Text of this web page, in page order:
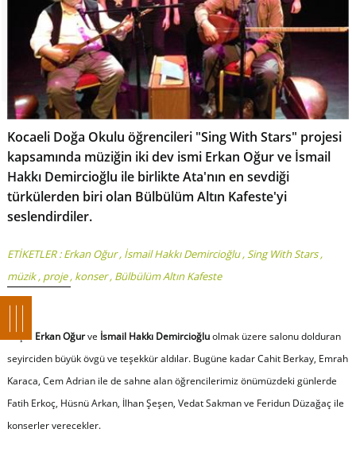
Kocaeli Doğa Okulu öğrencileri "Sing With Stars" projesi
kapsamında müziğin iki dev ismi Erkan Oğur ve İsmail
Hakkı Demircioğlu ile birlikte Ata'nın en sevdiği
türkülerden biri olan Bülbülüm Altın Kafeste'yi
seslendirdiler.
ETİKETLER :Erkan Oğur, İsmail Hakkı Demircioğlu,Sing With Stars,
müzik, proje, konser, Bülbülüm Altın Kafeste
Başta Erkan Oğurve İsmail Hakkı Demircioğluolmak üzere salonu dolduran
seyirciden büyük övgü ve teşekkür aldılar. Bugüne kadar Cahit Berkay, Emrah
Karaca, Cem Adrian ile de sahne alan öğrencilerimiz önümüzdeki günlerde
Fatih Erkoç, Hüsnü Arkan, İlhan Şeşen, Vedat Sakman ve Feridun Düzağaç ile
konserler verecekler.